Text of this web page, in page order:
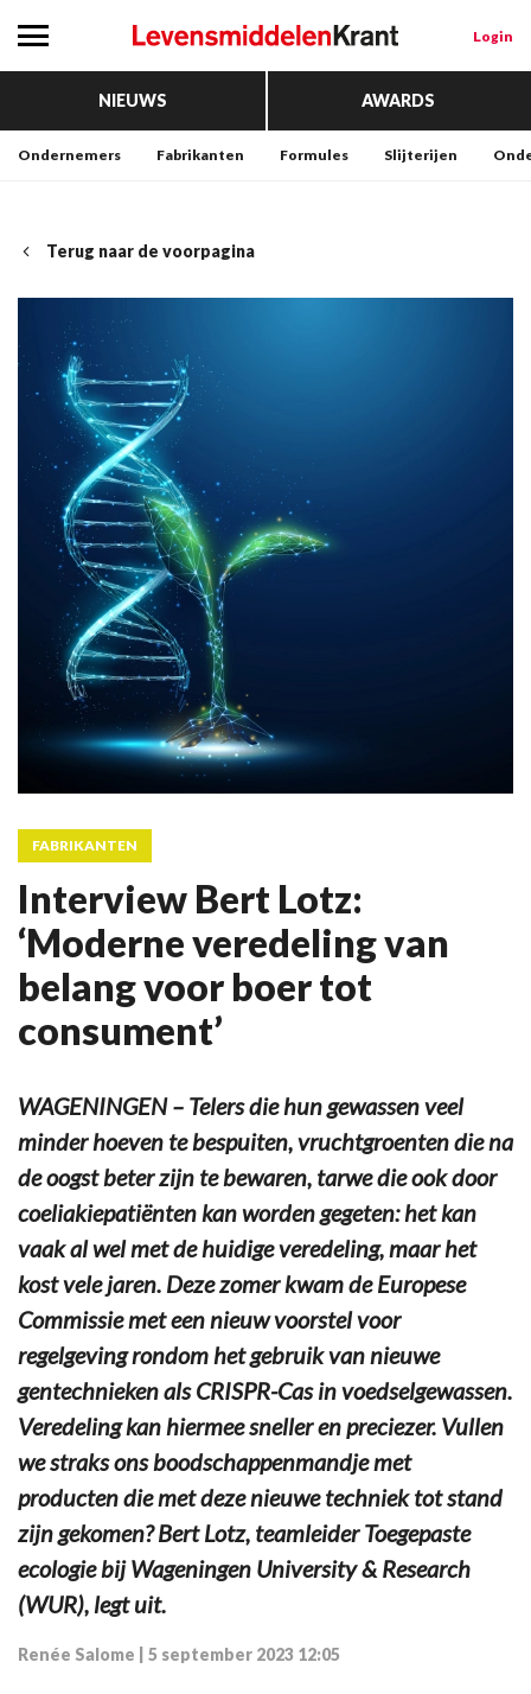
Login
NIEUWS AWARDS
Ondernemers Fabrikanten Formules Slijterijen
Terug naar de voorpagina
FABRIKANTEN
Interview Bert Lotz:
‘Moderne veredeling van
belang voor boer tot
consument’
WAGENINGEN – Telers die hun gewassen veel
minder hoeven te bespuiten, vruchtgroenten die na
de oogst beter zijn te bewaren, tarwe die ook door
coeliakiepatiënten kan worden gegeten: het kan
vaak al wel met de huidige veredeling, maar het
kost vele jaren. Deze zomer kwam de Europese
Commissie met een nieuw voorstel voor
regelgeving rondom het gebruik van nieuwe
gentechnieken als CRISPR-Cas in voedselgewassen.
Veredeling kan hiermee sneller en preciezer. Vullen
we straks ons boodschappenmandje met
producten die met deze nieuwe techniek tot stand
zijn gekomen? Bert Lotz, teamleider Toegepaste
ecologie bij Wageningen University & Research
(WUR), legt uit.
Renée Salome 5 september 2023 12:05